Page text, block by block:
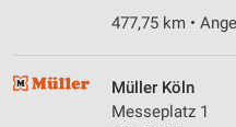
477,75 km •
Müller Köln
Messeplatz 1